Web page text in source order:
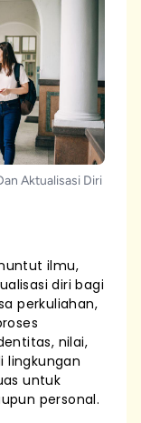
Aktualisasi Diri
ilmu,
diri bagi
perkuliahan,
nilai,
lingkungan
untuk
personal.